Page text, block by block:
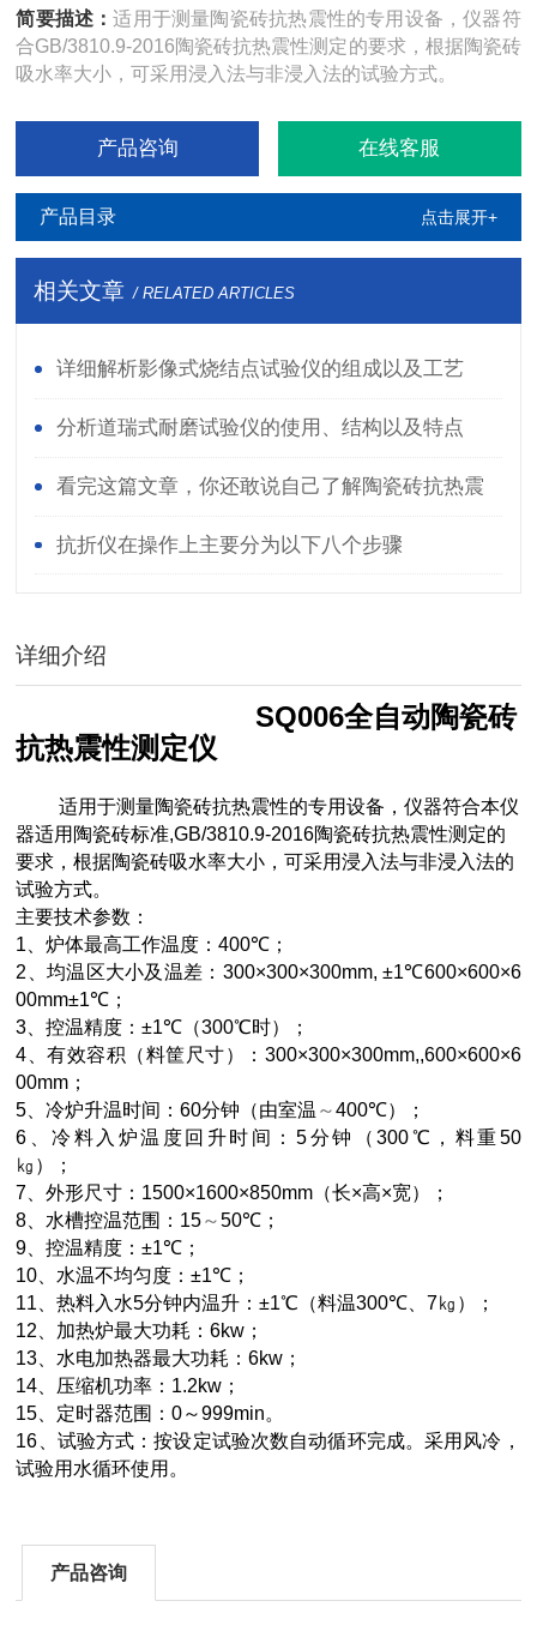
简要描述：适用于测量陶瓷砖抗热震性的专用设备，仪器符
合GB/3810.9-2016陶瓷砖抗热震性测定的要求，根据陶瓷砖
吸水率大小，可采用浸入法与非浸入法的试验方式。
产品咨询 在线客服
产品目录 点击展开+
相关文章 / RELATED ARTICLES
详细解析影像式烧结点试验仪的组成以及工艺
分析道瑞式耐磨试验仪的使用、结构以及特点
看完这篇文章，你还敢说自己了解陶瓷砖抗热震
性测定仪吗？
抗折仪在操作上主要分为以下八个步骤
详细介绍
SQ006全自动陶瓷砖
抗热震性测定仪
适用于测量陶瓷砖抗热震性的专用设备，仪器符合本仪
器适用陶瓷砖标准,GB/3810.9-2016陶瓷砖抗热震性测定的
要求，根据陶瓷砖吸水率大小，可采用浸入法与非浸入法的
试验方式。
主要技术参数：
1、炉体最高工作温度：400℃ ；
2、均温区大小及温差： 300×300×300mm, ±1℃600×600×6
00mm±1℃ ；
3、控温精度：±1℃ （300℃时）；
4、有效容积（料筐尺寸）： 300×300×300mm,,600×600×6
00mm ；
5、冷炉升温时间：60分钟（由室温 ～400℃）；
6 、冷料入炉温度回升时间：5分钟（300℃ ，料重50
㎏）；
7、外形尺寸： 1500×1600×850mm （长×高×宽）；
8、水槽控温范围： 15～50℃ ；
9、控温精度：±1℃ ；
10、水温不均匀度：±1℃ ；
11、热料入水5分钟内温升：±1℃ （料温300℃、 7 ㎏）；
12、加热炉最大功耗：6kw ；
13、水电加热器最大功耗：6kw ；
14、压缩机功率： 1.2kw ；
15、定时器范围：0～999min。
16、 试验方式：按设定试验次数自动循环完成。采用风冷，
试验用水循环使用。
产品咨询